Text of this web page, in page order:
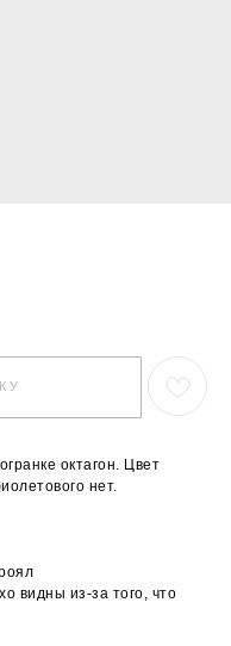
октагон. Цвет
нет.
видны из-за того, что